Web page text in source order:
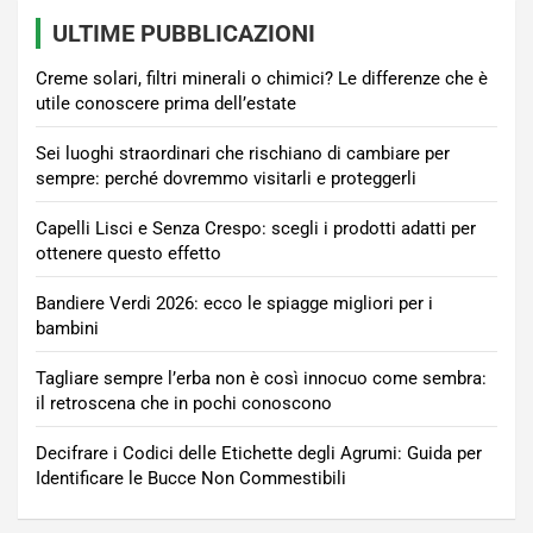
ULTIME PUBBLICAZIONI
Creme solari, filtri minerali o chimici? Le differenze che è
utile conoscere prima dell’estate
Sei luoghi straordinari che rischiano di cambiare per
sempre: perché dovremmo visitarli e proteggerli
Capelli Lisci e Senza Crespo: scegli i prodotti adatti per
ottenere questo effetto
Bandiere Verdi 2026: ecco le spiagge migliori per i
bambini
Tagliare sempre l’erba non è così innocuo come sembra:
il retroscena che in pochi conoscono
Decifrare i Codici delle Etichette degli Agrumi: Guida per
Identificare le Bucce Non Commestibili